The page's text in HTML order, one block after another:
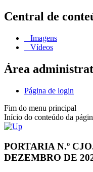
Central de
Imagens
Vídeos
Área
Página de login
Fim do menu principal
Início do conteúdo da
PORTARIA N.º
DEZEMBRO DE